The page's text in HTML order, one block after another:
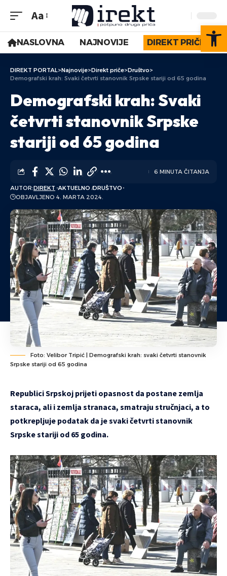
Aa
NASLOVNA NAJNOVIJE DIREKT PRIČE
DIREKT PORTAL>Najnovije>Direkt priče>Društvo>
Demografski krah: Svaki četvrti stanovnik Srpske stariji od 65 godina
Demografski krah: Svaki
četvrti stanovnik Srpske
stariji od 65 godina
AUTOR:DIREKT AKTUELNO DRUŠTVO
OBJAVLJENO 4. MARTA 2024.
6 MINUTA ČITANJA
Foto: Velibor Tripić | Demografski krah: svaki četvrti stanovnik
Srpske stariji od 65 godina
Republici Srpskoj prijeti opasnost da postane zemlja
staraca, ali i zemlja stranaca, smatraju stručnjaci, a to
potkrepljuje podatak da je svaki četvrti stanovnik
Srpske stariji od 65 godina.